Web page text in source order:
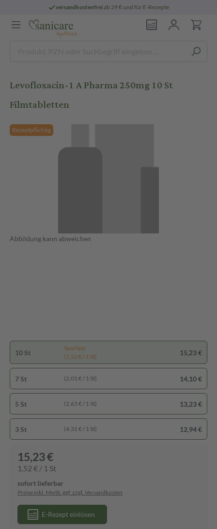
versandkostenfreiab 29 € und für E-Rezepte
Levofloxacin-1 A Pharma 250mg 10 St
Filmtabletten
Rezeptpflichtig
Abbildung kann abweichen
10 St
Spartipp
(1,52 € / 1 St)
15,23 €
7 St (2,01 € / 1 St) 14,10 €
5 St (2,65 € / 1 St) 13,23 €
3 St (4,31 € / 1 St) 12,94 €
15,23 €
1,52 € / 1 St
sofort lieferbar
Preise inkl. MwSt. ggf. zzgl. Versandkosten
E-Rezept einlösen